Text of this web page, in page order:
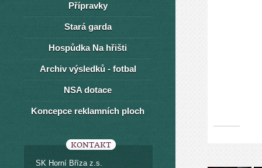
Přípravky
Stará garda
Hospůdka Na hřišti
Archiv výsledků - fotbal
NSA dotace
Koncepce reklamních ploch
KONTAKT
SK Horní Bříza z.s.